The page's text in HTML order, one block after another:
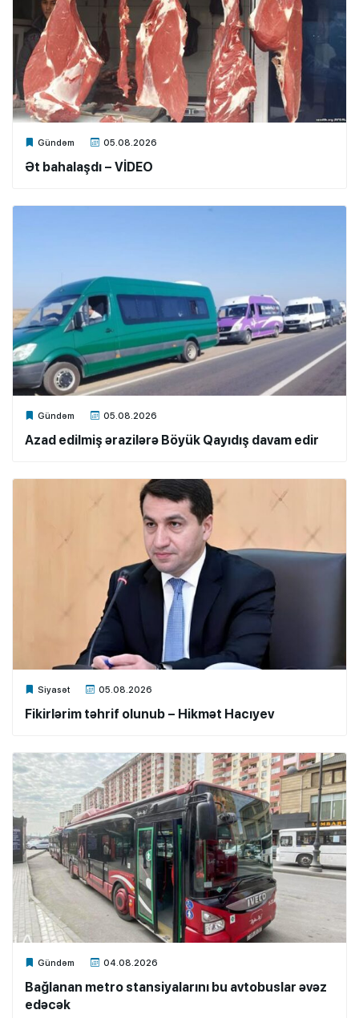
Gündəm 05.08.2026
Xalq.Online
Ət bahalaşdı – VİDEO
Gündəm 05.08.2026
Xalq.Online
Azad edilmiş ərazilərə Böyük Qayıdış davam edir
Siyasət 05.08.2026
Xalq.Online
Fikirlərim təhrif olunub – Hikmət Hacıyev
Gündəm 04.08.2026
Xalq.Online
Bağlanan metro stansiyalarını bu avtobuslar əvəz
edəcək